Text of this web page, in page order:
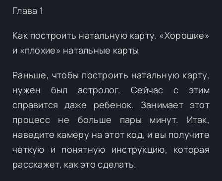
Глава 1
Как построить натальную карту. «Хорошие»
и «плохие» натальные карты
Раньше, чтобы построить натальную карту,
нужен был астролог. Сейчас с этим
справится даже ребенок. Занимает этот
процесс не больше пары минут. Итак,
наведите камеру на этот код, и вы получите
четкую и понятную инструкцию, которая
расскажет, как это сделать.